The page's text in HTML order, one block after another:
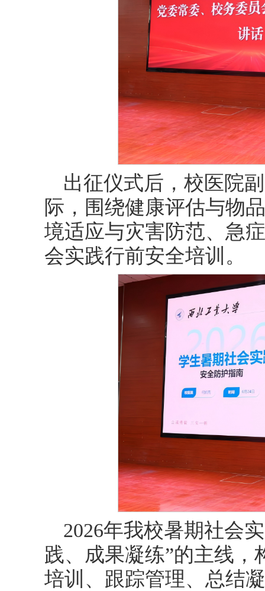
出征仪式后，校医院
际，围绕健康评估与物
境适应与灾害防范、急
会实践行前安全培训。
2026年我校暑期社会
践、成果凝练”的主线
培训、跟踪管理、总结